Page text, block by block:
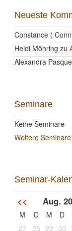
Neueste
Constance (
Heidi Möhring zu
Alexandra
Seminare
Keine Seminare
Weitere
Seminar-
<< Aug.
M D M D
27
28 29 30